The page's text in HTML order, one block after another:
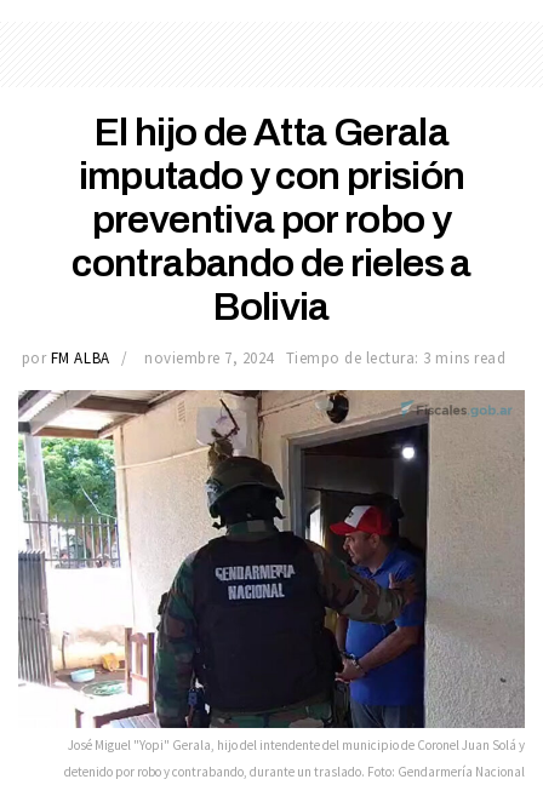
El hijo de Atta Gerala
imputado y con prisión
preventiva por robo y
contrabando de rieles a
Bolivia
por FM ALBA noviembre 7, 2024 Tiempo de lectura: 3 mins read
José Miguel "Yopi" Gerala, hijo del intendente del municipio de Coronel Juan Solá y
detenido por robo y contrabando, durante un traslado. Foto: Gendarmería Nacional